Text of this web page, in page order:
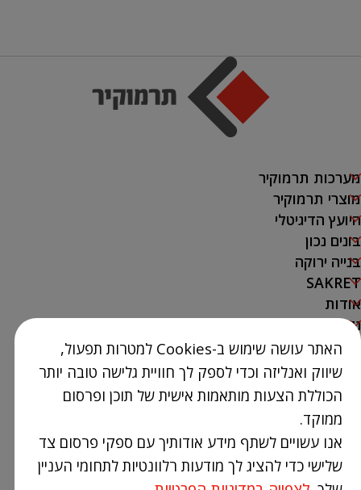
מערכות תרמוקיר
מוצרי תרמוקיר
היועץ הדיגיטלי
בונים נכון
בנייה ירוקה
SAKRET
אודות
נק' מכירה
צור קשר
03-9386300
info@Termokir.co.il
קיבוץ חורשים
האתר עושה שימוש ב-Cookies למטרות תפעול,
שיווק ואנליזה וכדי לספק לך חוויית גלישה טובה יותר
הכוללת הצעות מותאמות אישית של תוכן ופרסום
ממוקד.
אנו עשויים לשתף מידע אודותיך עם ספקי פרסום צד
שלישי כדי להציג לך מודעות רלוונטיות לתחומי העניין